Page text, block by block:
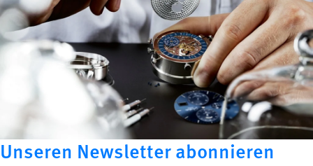
Unseren Newsletter abonnieren